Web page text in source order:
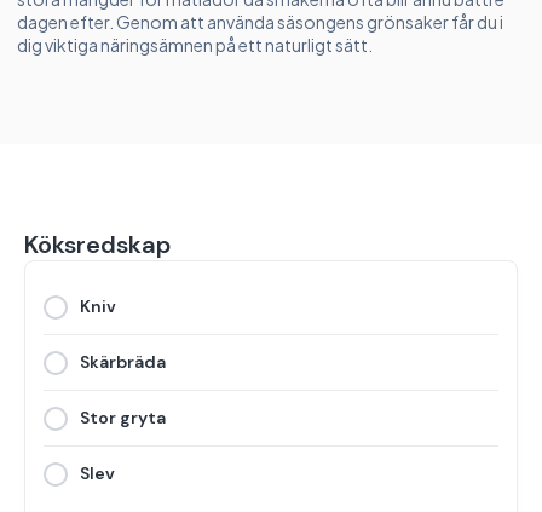
dagen efter. Genom att använda säsongens grönsaker får du i
dig viktiga näringsämnen på ett naturligt sätt.
Köksredskap
Kniv
Skärbräda
Stor gryta
Slev